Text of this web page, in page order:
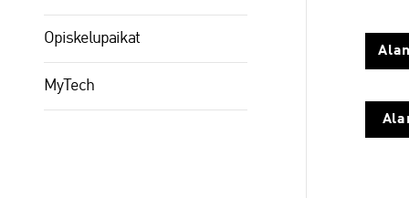
Opiskelupaikat
MyTech